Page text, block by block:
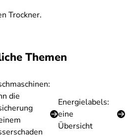
Trockner.
Themen
die
Energielabels:
eine
Übersicht